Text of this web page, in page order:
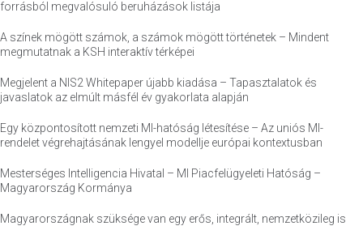
forrásból megvalósuló beruházások listája
A színek mögött számok, a számok mögött történetek – Mindent
megmutatnak a KSH interaktív térképei
Megjelent a NIS2 Whitepaper újabb kiadása – Tapasztalatok és
javaslatok az elmúlt másfél év gyakorlata alapján
Egy központosított nemzeti MI-hatóság létesítése – Az uniós MI-
rendelet végrehajtásának lengyel modellje európai kontextusban
Mesterséges Intelligencia Hivatal – MI Piacfelügyeleti Hatóság –
Magyarország Kormánya
Magyarországnak szüksége van egy erős, integrált, nemzetközileg is